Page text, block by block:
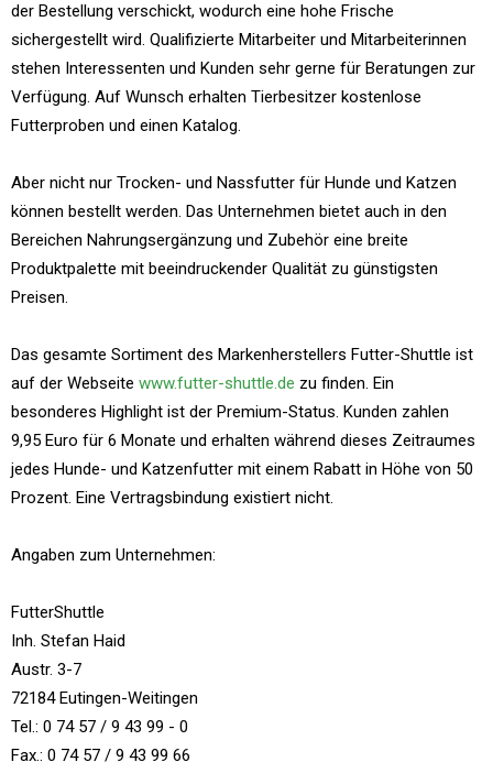
der Bestellung verschickt, wodurch eine hohe Frische
sichergestellt wird. Qualifizierte Mitarbeiter und Mitarbeiterinnen
stehen Interessenten und Kunden sehr gerne für Beratungen zur
Verfügung. Auf Wunsch erhalten Tierbesitzer kostenlose
Futterproben und einen Katalog.
Aber nicht nur Trocken- und Nassfutter für Hunde und Katzen
können bestellt werden. Das Unternehmen bietet auch in den
Bereichen Nahrungsergänzung und Zubehör eine breite
Produktpalette mit beeindruckender Qualität zu günstigsten
Preisen.
Das gesamte Sortiment des Markenherstellers Futter-Shuttle ist
auf der Webseite www.futter-shuttle.de zu finden. Ein
besonderes Highlight ist der Premium-Status. Kunden zahlen
9,95 Euro für 6 Monate und erhalten während dieses Zeitraumes
jedes Hunde- und Katzenfutter mit einem Rabatt in Höhe von 50
Prozent. Eine Vertragsbindung existiert nicht.
Angaben zum Unternehmen:
FutterShuttle
Inh. Stefan Haid
Austr. 3-7
72184 Eutingen-Weitingen
Tel.: 0 74 57 / 9 43 99 - 0
Fax.: 0 74 57 / 9 43 99 66